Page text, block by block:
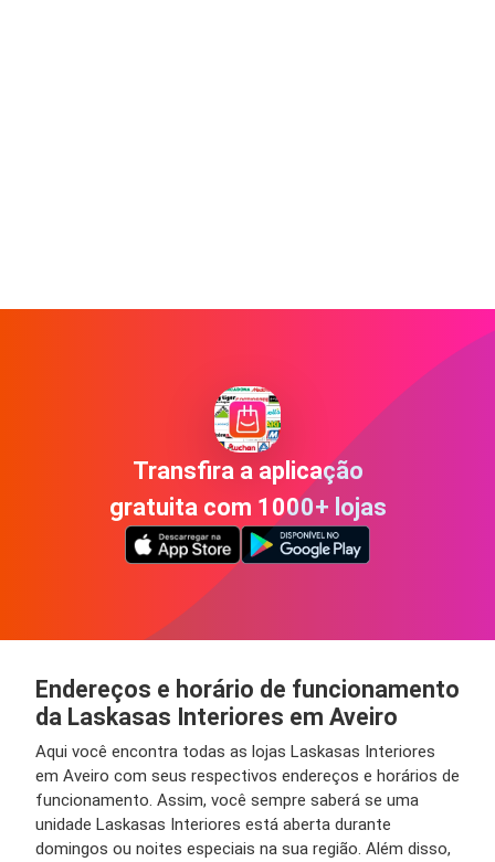
Transfira a aplicação
gratuita com 1000+ lojas
Endereços e horário de funcionamento
da Laskasas Interiores em Aveiro
Aqui você encontra todas as lojas Laskasas Interiores
em Aveiro com seus respectivos endereços e horários de
funcionamento. Assim, você sempre saberá se uma
unidade Laskasas Interiores está aberta durante
domingos ou noites especiais na sua região. Além disso,